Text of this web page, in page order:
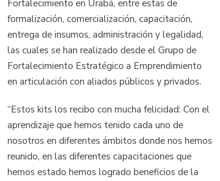
Fortalecimiento en Urabá, entre estas de
formalización, comercialización, capacitación,
entrega de insumos, administración y legalidad,
las cuales se han realizado desde el Grupo de
Fortalecimiento Estratégico a Emprendimiento
en articulación con aliados públicos y privados.
“Estos kits los recibo con mucha felicidad: Con el
aprendizaje que hemos tenido cada uno de
nosotros en diferentes ámbitos donde nos hemos
reunido, en las diferentes capacitaciones que
hemos estado hemos logrado beneficios de la